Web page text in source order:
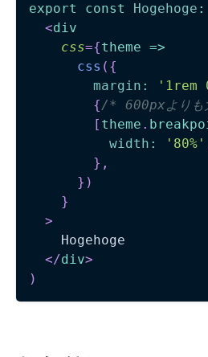
export const Hogehoge :
<div
css={theme =>
css ( {
margin : '1rem
{/* 600pxよりも
[ theme .
width : '80%'
} ,
} )
}
>
    Hogehoge
</div>
)